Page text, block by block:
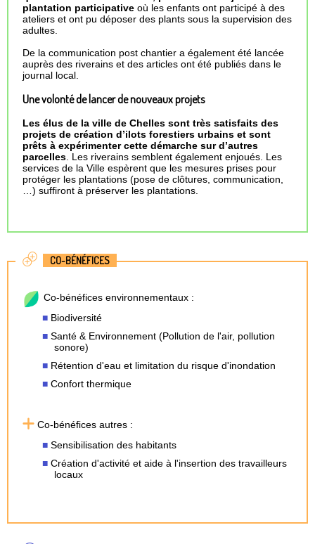
plantation participative où les enfants ont participé à des
ateliers et ont pu déposer des plants sous la supervision des
adultes.
De la communication post chantier a également été lancée
auprès des riverains et des articles ont été publiés dans le
journal local.
Une volonté de lancer de nouveaux projets
Les élus de la ville de Chelles sont très satisfaits des
projets de création d’ilots forestiers urbains et sont
prêts à expérimenter cette démarche sur d’autres
parcelles . Les riverains semblent également enjoués. Les
services de la Ville espèrent que les mesures prises pour
protéger les plantations (pose de clôtures, communication,
…) suffiront à préserver les plantations.
CO-BÉNÉFICES
Co-bénéfices environnementaux :
Biodiversité
Santé & Environnement (Pollution de l'air, pollution
sonore)
Rétention d'eau et limitation du risque d'inondation
Confort thermique
Co-bénéfices autres :
Sensibilisation des habitants
Création d'activité et aide à l'insertion des travailleurs
locaux